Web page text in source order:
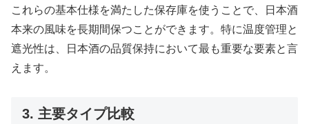
これらの基本仕様を満たした保存庫を使うことで、日本酒
本来の風味を長期間保つことができます。特に温度管理と
遮光性は、日本酒の品質保持において最も重要な要素と言
えます。
3. 主要タイプ比較